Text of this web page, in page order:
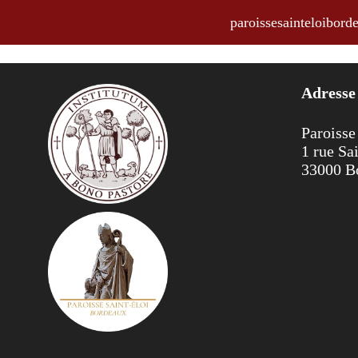
Horaires des messes et offices
Adresse
1 rue
33000